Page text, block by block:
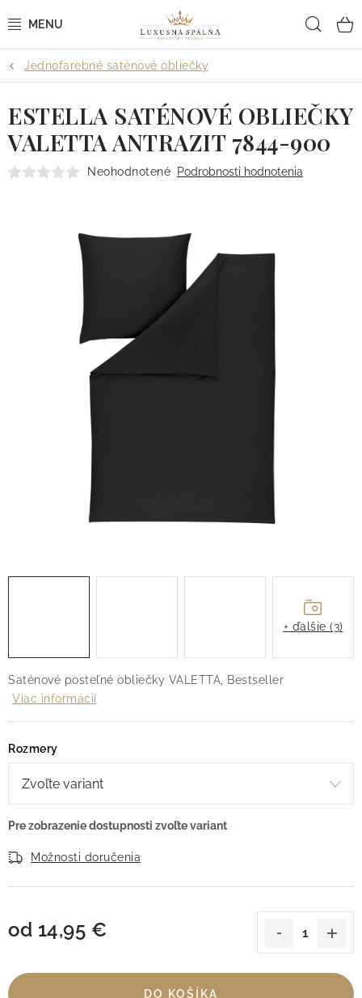
na
POSTEĽNÉ OBLIEČKY
POSTEĽNÉ PLACHTY
PREHOZY A PAPLÓNY
BYTOVÝ TEXTIL
KÚPEĽŇA + WELLNESS
Podmienky ochrany osobných údajov
Reklamačný poriadok
Jednofarebné saténové obliečky
Saténové posteľné obliečky VALETTA, Bestseller
Viac informácií
Rozmery
Možnosti doručenia
od 14,95 €
DO KOŠÍKA
ESTELLA SATÉNOVÉ OBLIEČKY
VALETTA ANTRAZIT 7844-900
Neohodnotené Podrobnosti hodnotenia
+ ďalšie (3)